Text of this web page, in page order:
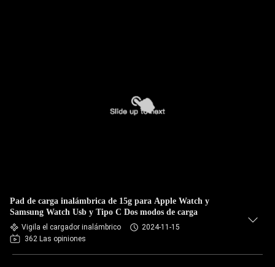
Pad de carga inalámbrica de 15g para Apple Watch y
Samsung Watch Usb y Tipo C Dos modos de carga
Vigila el cargador inalámbrico
2024-11-15
362 Las opiniones